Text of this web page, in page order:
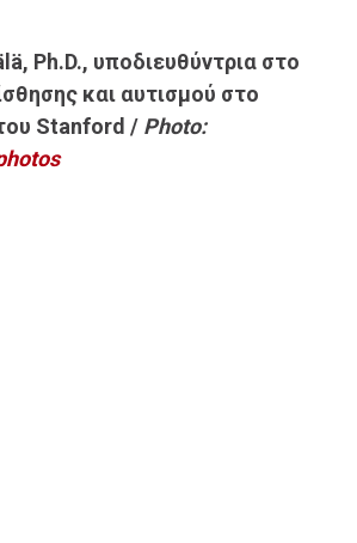
Ph.D., υποδιευθύντρια στο
και αυτισμού στο
Stanford / Photo: